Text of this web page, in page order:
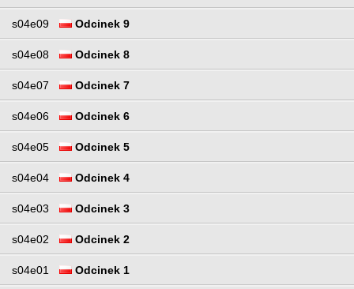
s04e09 Odcinek 9
s04e08 Odcinek 8
s04e07 Odcinek 7
s04e06 Odcinek 6
s04e05 Odcinek 5
s04e04 Odcinek 4
s04e03 Odcinek 3
s04e02 Odcinek 2
s04e01 Odcinek 1